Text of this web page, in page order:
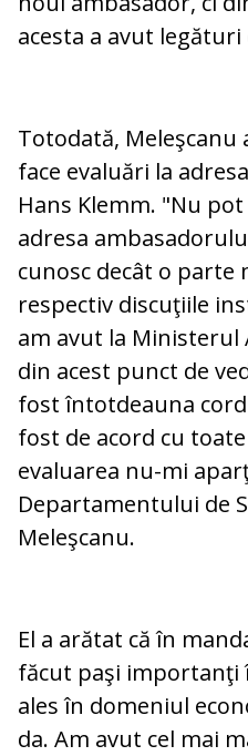
acesta a avut legături
Totodată, Meleşcanu
face evaluări la
Hans Klemm. "Nu
adresa
cunosc decât o parte
respectiv discuţiile
am avut la Ministerul
din acest punct de
fost întotdeauna
fost de acord cu
evaluarea nu-mi
Departamentului de
Meleşcanu.
El a arătat că în
făcut paşi importanţi
ales în domeniul
da. Am avut cel mai